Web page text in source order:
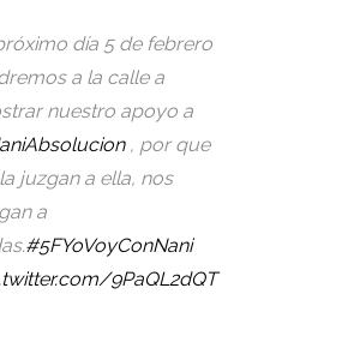
día 5 de febrero
a la calle a
nuestro apoyo a
, por que
juzgan a ella, nos
a
#5FYoVoyConNani
9PaQL2dQT